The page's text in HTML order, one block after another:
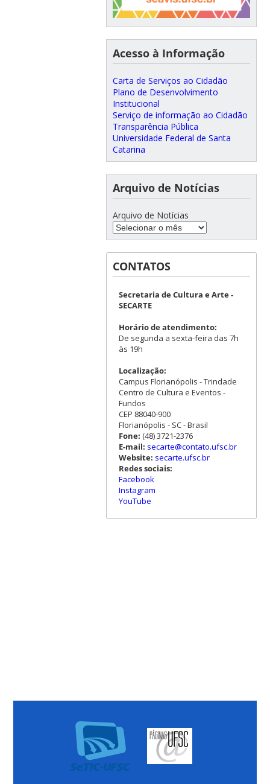
Acesso à Informação
Carta de Serviços ao Cidadão
Plano de Desenvolvimento
Institucional
Serviço de informação ao Cidadão
Transparência Pública
Universidade Federal de Santa
Catarina
Arquivo de Notícias
Arquivo de Notícias
CONTATOS
Secretaria de Cultura e Arte -
SECARTE
Horário de atendimento:
De segunda a sexta-feira das 7h
às 19h
Localização:
Campus Florianópolis - Trindade
Centro de Cultura e Eventos -
Fundos
CEP 88040-900
Florianópolis - SC - Brasil
Fone: (48) 3721-2376
E-mail: secarte@contato.ufsc.br
Website: secarte.ufsc.br
Redes sociais:
Facebook
Instagram
YouTube